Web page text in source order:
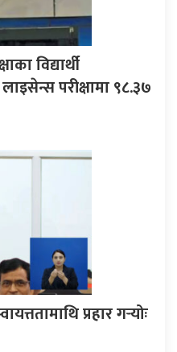
विद्यार्थी
परीक्षामा ९८.३७
प्रहार गर्‍योः